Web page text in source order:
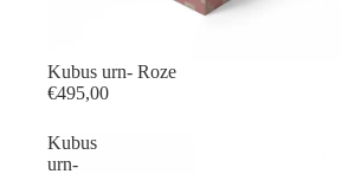
Kubus urn- Roze
€495,00
Kubus
urn-